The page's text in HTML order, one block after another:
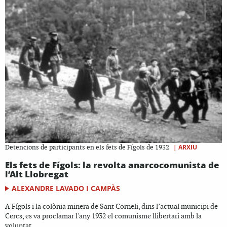
Detencions de participants en els fets de Fígols de 1932 | ARXIU
Els fets de Fígols: la revolta anarcocomunista de
l’Alt Llobregat
ALEXANDRE LAVADO I CAMPÀS
A Fígols i la colònia minera de Sant Corneli, dins l’actual municipi de
Cercs, es va proclamar l'any 1932 el comunisme llibertari amb la